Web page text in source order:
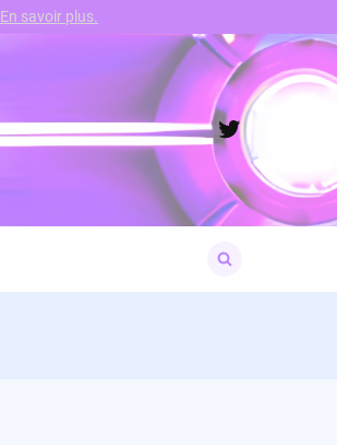
Twitter
for:
En savoir plus.